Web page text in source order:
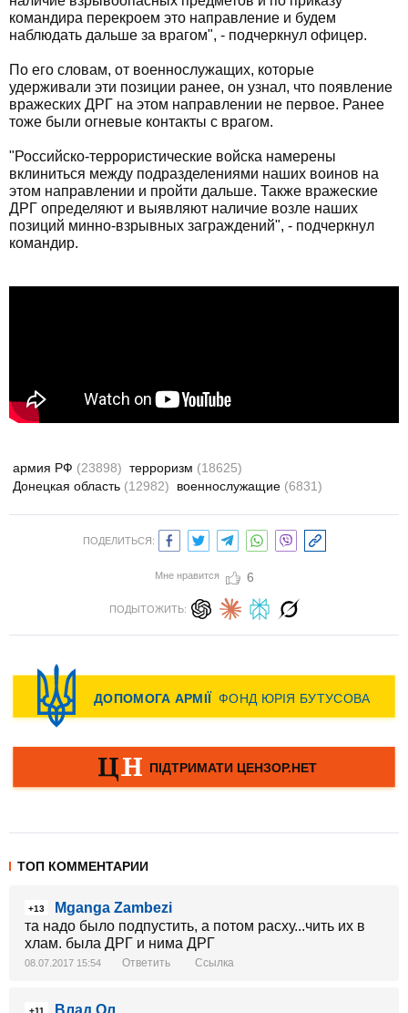
командира перекроем это направление и будем
наблюдать дальше за врагом", - подчеркнул офицер.
По его словам, от военнослужащих, которые
удерживали эти позиции ранее, он узнал, что появление
вражеских ДРГ на этом направлении не первое. Ранее
тоже были огневые контакты с врагом.
"Российско-террористические войска намерены
вклиниться между подразделениями наших воинов на
этом направлении и пройти дальше. Также вражеские
ДРГ определяют и выявляют наличие возле наших
позиций минно-взрывных заграждений", - подчеркнул
командир.
армия РФ (23898) терроризм (18625)
Донецкая область (12982) военнослужащие (6831)
ПОДЕЛИТЬСЯ:
Мне нравится 6
ПОДЫТОЖИТЬ:
ТОП КОММЕНТАРИИ
+13
Mganga Zambezi
та надо было подпустить, а потом расху...чить их в
хлам. была ДРГ и нима ДРГ
08.07.2017 15:54 Ответить Ссылка
+11 Влад Ол